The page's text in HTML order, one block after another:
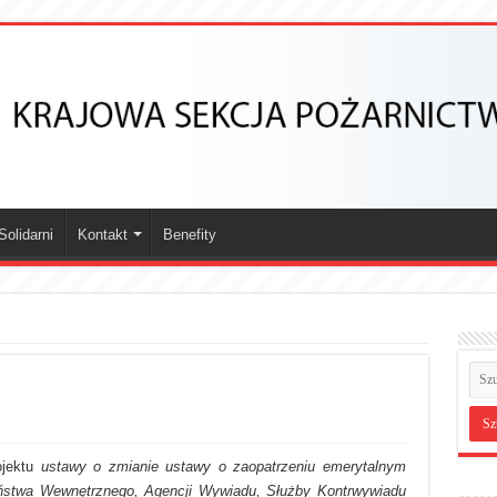
Kontakt Benefity
ustawy o zmianie ustawy o zaopatrzeniu emerytalnym
Wewnętrznego, Agencji Wywiadu, Służby Kontrwywiadu